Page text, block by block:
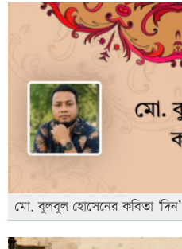
মো. বুলবুল হোসেনের কবিতা ‘দিন’